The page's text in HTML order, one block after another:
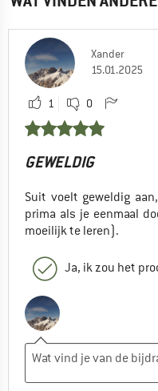
Xander
15.01.2025
1 0
GEWELDIG
Suit voelt geweldig
prima als je eenmaal
moeilijk te leren).
Ja, ik zou het